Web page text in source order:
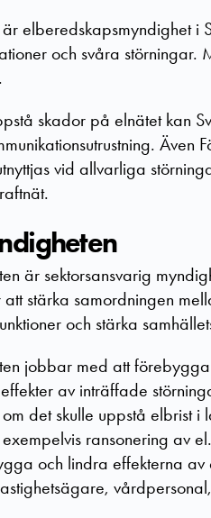
är elberedskapsmyndighet i
och svåra
skador på elnätet kan
Även
vid allvarliga
är sektorsansvarig
stärka samordningen
och stärka
jobbar med att
av inträffade
det skulle uppstå elbrist
ransonering av
och lindra effekterna